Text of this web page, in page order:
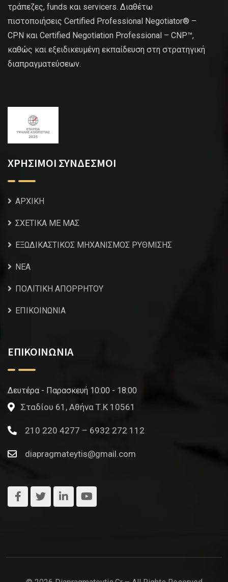
τράπεζες, funds και servicers. Διαθέτω
πιστοποιήσεις Certified Professional Negotiator® –
CPN και Certified Negotiation Professional – CNP™,
καθώς και εξειδικευμένη εκπαίδευση στη στρατηγική
διαπραγματεύσεων.
ΧΡΗΣΙΜΟΙ ΣΥΝΔΕΣΜΟΙ
ΑΡΧΙΚΗ
ΣΧΕΤΙΚΑ ΜΕ ΜΑΣ
ΕΞΩΔΙΚΑΣΤΙΚΟΣ ΜΗΧΑΝΙΣΜΟΣ ΡΥΘΜΙΣΗΣ
NEA
ΠΟΛΙΤΙΚΗ ΑΠΟΡΡΗΤΟΥ
ΕΠΙΚΟΙΝΩΝΙΑ
ΕΠΙΚΟΙΝΩΝΙΑ
Δευτέρα - Παρασκευή 10:00 - 18:00
Σταδίου 61, Αθήνα Τ.Κ 10561
210 220 4277 – 6932 272 112
diapragmateytis@gmail.com